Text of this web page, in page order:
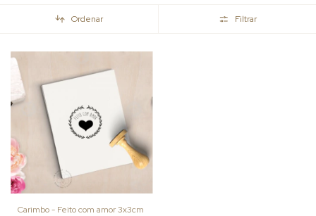
Ordenar Filtrar
Carimbo - Feito com amor 3x3cm